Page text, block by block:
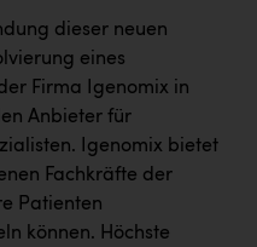
dieser neuen
eines
Firma Igenomix in
Anbieter für
Igenomix bietet
Fachkräfte der
Patienten
können. Höchste